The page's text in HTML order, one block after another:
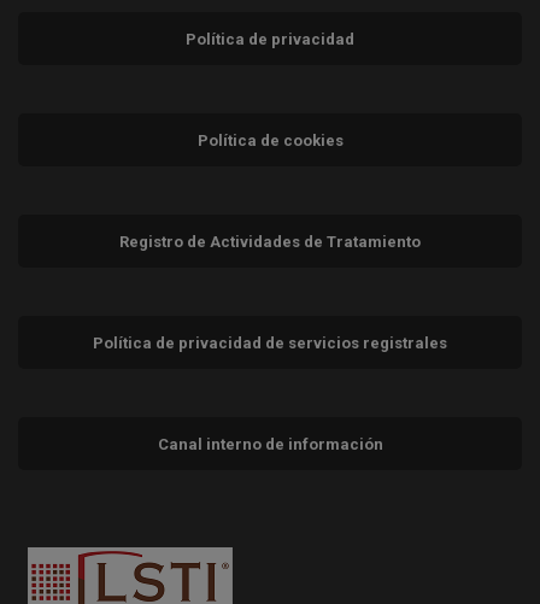
Política de privacidad
Política de cookies
Registro de Actividades de Tratamiento
Política de privacidad de servicios registrales
Canal interno de información